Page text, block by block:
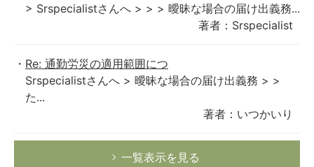
> Srspecialistさんへ > > > 曖昧な場合の届け出義務...
著者：Srspecialist
Re: 通勤労災の適用範囲につ
Srspecialistさんへ > 曖昧な場合の届け出義務 > >
た...
著者：いつかいり
一覧表示を見る